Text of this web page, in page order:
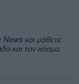
Newsκαι μάθετε
και τον κόσμο.